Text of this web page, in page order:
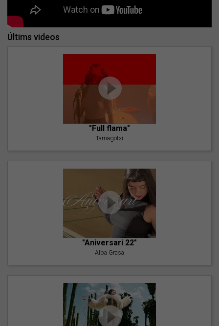
Últims videos
"Full flama"
Tamagotxi
"Aniversari 22"
Alba Grasa